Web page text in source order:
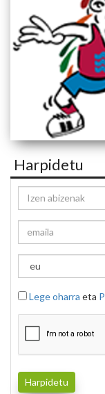
Harpidetu
Lege oharra eta